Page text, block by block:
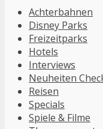
Achterbahnen
Disney Parks
Freizeitparks
Hotels
Interviews
Neuheiten
Reisen
Specials
Spiele & Filme